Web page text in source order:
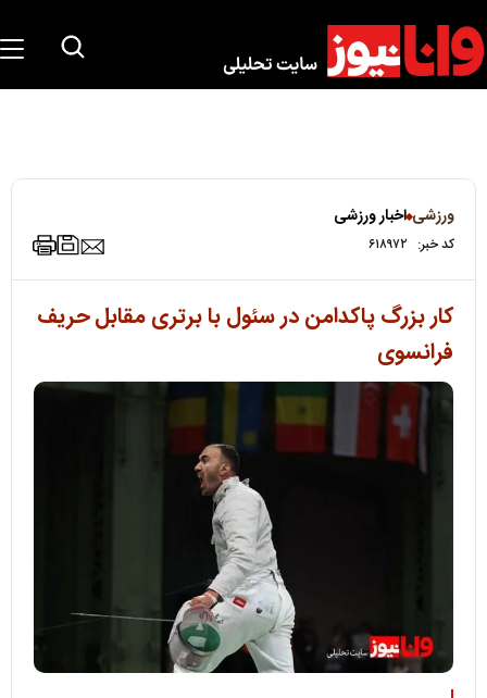
ورزشی اخبار ورزشی
کد خبر: ۶۱۸۹۷۲
کار بزرگ پاکدامن در سئول با برتری مقابل حریف
فرانسوی